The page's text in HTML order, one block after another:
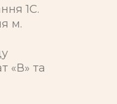
1C.
м.
«В» та